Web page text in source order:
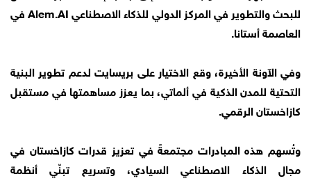
للبحث والتطوير في المركز الدولي للذكاء الاصطناعي Alem.AI في
العاصمة أستانا.
وفي الآونة الأخيرة، وقع الاختيار على بريسايت لدعم تطوير البنية
التحتية للمدن الذكية في ألماتي، بما يعزز مساهمتها في مستقبل
كازاخستان الرقمي.
وتُسهم هذه المبادرات مجتمعةً في تعزيز قدرات كازاخستان في
مجال الذكاء الاصطناعي السيادي، وتسريع تبنّي أنظمة